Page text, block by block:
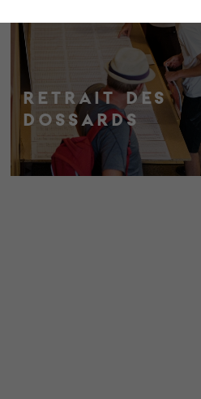
RETRAIT DES
DOSSARDS